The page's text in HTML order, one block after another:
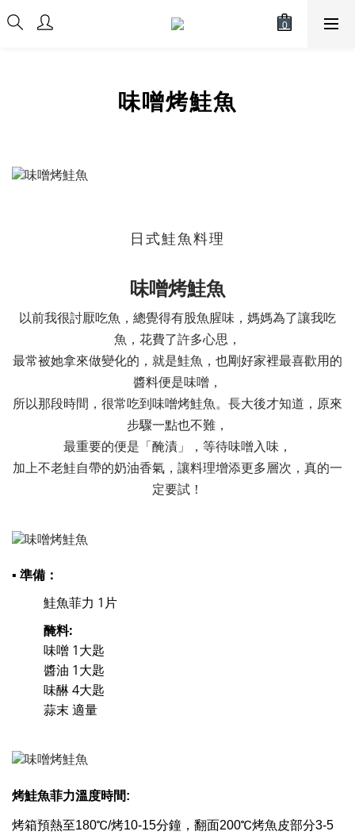
味噌烤鮭魚
日式鮭魚料理
味噌烤鮭魚
以前我很討厭吃魚，總覺得有股魚腥味，媽媽為了讓我吃
魚，花費了許多心思，
最常被她拿來做變化的，就是鮭魚，也剛好家裡最喜歡用的
醬料便是味噌，
所以那段時間，很常吃到味噌烤鮭魚。長大後才知道，原來
步驟一點也不難，
最重要的便是「醃漬」，等待味噌入味，
加上不老鮭自帶的奶油香氣，讓料理增添更多層次，真的一
定要試！
▪ 準備：
鮭魚菲力 1片
醃料:
味噌 1大匙
醬油 1大匙
味醂 4大匙
蒜末 適量
烤鮭魚菲力溫度時間:
烤箱預熱至180℃/烤10-15分鐘，翻面200℃烤魚皮部分3-5